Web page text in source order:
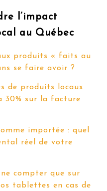
l’impact
au Québec
produits « faits au
se faire avoir ?
de produits locaux
30% sur la facture
importée : quel
réel de votre
compter que sur
tablettes en cas de